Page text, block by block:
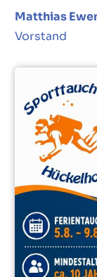
Matthias
Vorstand